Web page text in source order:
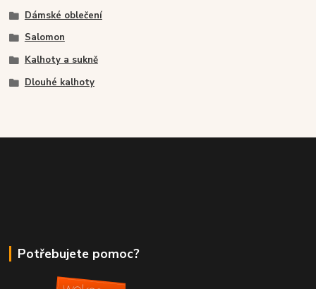
Dámské oblečení
Salomon
Kalhoty a sukně
Dlouhé kalhoty
Potřebujete pomoc?